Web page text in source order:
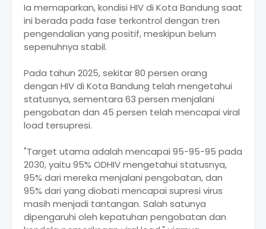
Ia memaparkan, kondisi HIV di Kota Bandung saat
ini berada pada fase terkontrol dengan tren
pengendalian yang positif, meskipun belum
sepenuhnya stabil.
Pada tahun 2025, sekitar 80 persen orang
dengan HIV di Kota Bandung telah mengetahui
statusnya, sementara 63 persen menjalani
pengobatan dan 45 persen telah mencapai viral
load tersupresi.
"Target utama adalah mencapai 95-95-95 pada
2030, yaitu 95% ODHIV mengetahui statusnya,
95% dari mereka menjalani pengobatan, dan
95% dari yang diobati mencapai supresi virus
masih menjadi tantangan. Salah satunya
dipengaruhi oleh kepatuhan pengobatan dan